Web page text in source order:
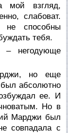
мой взгляд,
слабоват.
не способны
тебя.
негодующе
но еще
абсолютно
ее. И
Но в
Марджи был
совпадала с